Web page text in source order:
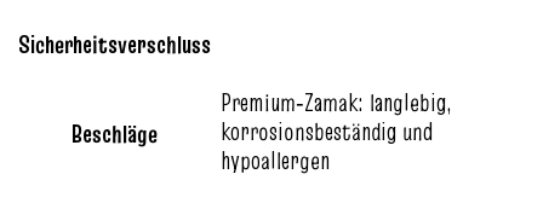
Sicherheitsverschluss
Beschläge
Premium‑Zamak: langlebig,
korrosionsbeständig und
hypoallergen